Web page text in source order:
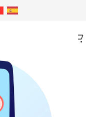
RUPTURE DE STOCK